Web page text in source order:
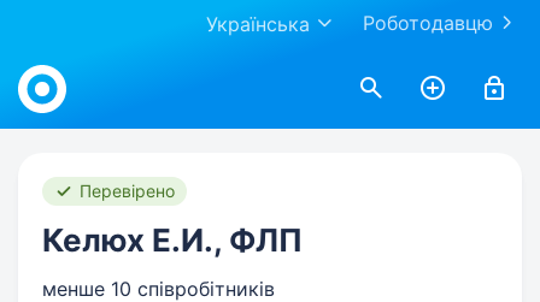
Роботодавцю
Українська
Work.ua
Перевірено
Келюх Е.И., ФЛП
менше 10 співробітників